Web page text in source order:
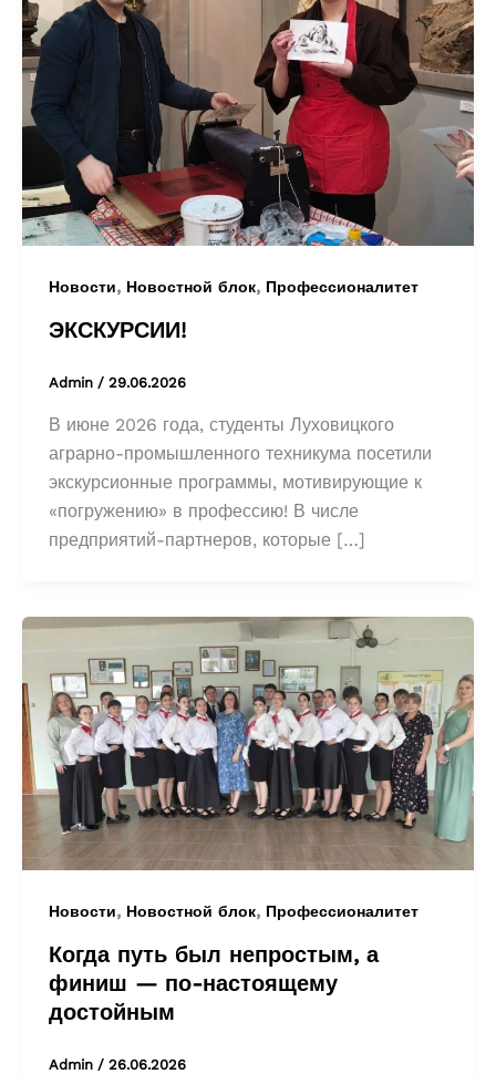
Новости, Новостной блок, Профессионалитет
ЭКСКУРСИИ!
Admin / 29.06.2026
В июне 2026 года, студенты Луховицкого
аграрно-промышленного техникума посетили
экскурсионные программы, мотивирующие к
«погружению» в профессию! В числе
предприятий-партнеров, которые […]
Новости, Новостной блок, Профессионалитет
Когда путь был непростым, а
финиш — по-настоящему
достойным
Admin / 26.06.2026